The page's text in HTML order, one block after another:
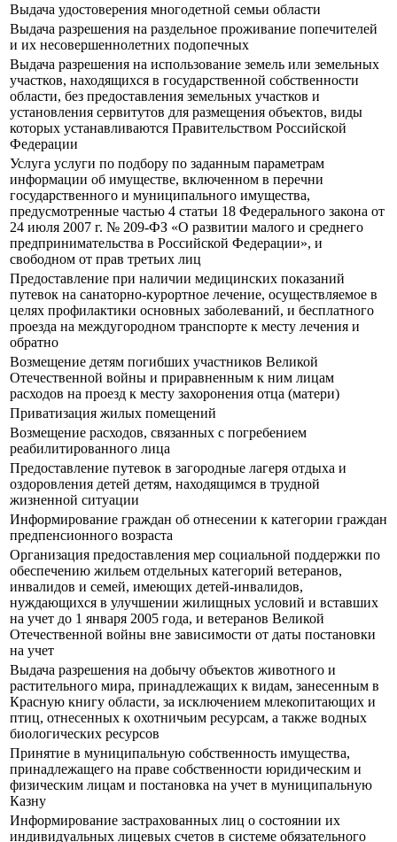
Выдача удостоверения многодетной семьи области
Выдача разрешения на раздельное проживание попечителей
и их несовершеннолетних подопечных
Выдача разрешения на использование земель или земельных
участков, находящихся в государственной собственности
области, без предоставления земельных участков и
установления сервитутов для размещения объектов, виды
которых устанавливаются Правительством Российской
Федерации
Услуга услуги по подбору по заданным параметрам
информации об имуществе, включенном в перечни
государственного и муниципального имущества,
предусмотренные частью 4 статьи 18 Федерального закона от
24 июля 2007 г. № 209-ФЗ «О развитии малого и среднего
предпринимательства в Российской Федерации», и
свободном от прав третьих лиц
Предоставление при наличии медицинских показаний
путевок на санаторно-курортное лечение, осуществляемое в
целях профилактики основных заболеваний, и бесплатного
проезда на междугородном транспорте к месту лечения и
обратно
Возмещение детям погибших участников Великой
Отечественной войны и приравненным к ним лицам
расходов на проезд к месту захоронения отца (матери)
Приватизация жилых помещений
Возмещение расходов, связанных с погребением
реабилитированного лица
Предоставление путевок в загородные лагеря отдыха и
оздоровления детей детям, находящимся в трудной
жизненной ситуации
Информирование граждан об отнесении к категории граждан
предпенсионного возраста
Организация предоставления мер социальной поддержки по
обеспечению жильем отдельных категорий ветеранов,
инвалидов и семей, имеющих детей-инвалидов,
нуждающихся в улучшении жилищных условий и вставших
на учет до 1 января 2005 года, и ветеранов Великой
Отечественной войны вне зависимости от даты постановки
на учет
Выдача разрешения на добычу объектов животного и
растительного мира, принадлежащих к видам, занесенным в
Красную книгу области, за исключением млекопитающих и
птиц, отнесенных к охотничьим ресурсам, а также водных
биологических ресурсов
Принятие в муниципальную собственность имущества,
принадлежащего на праве собственности юридическим и
физическим лицам и постановка на учет в муниципальную
Казну
Информирование застрахованных лиц о состоянии их
индивидуальных лицевых счетов в системе обязательного